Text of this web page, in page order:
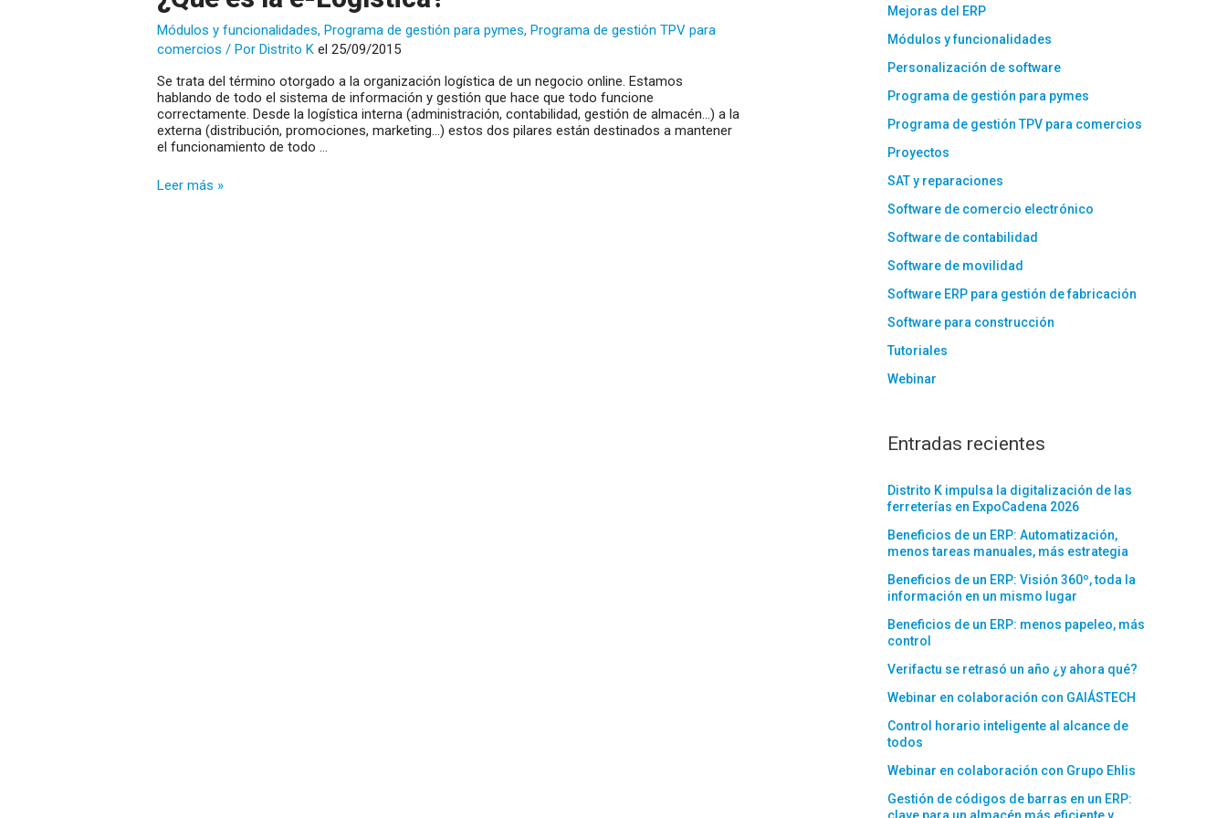
Módulos y funcionalidades,Programa de gestión para pymes,Programa de gestión TPV para
comercios / PorDistrito K el 25/09/2015
Se trata del término otorgado a la organización logística de un negocio online. Estamos
hablando de todo el sistema de información y gestión que hace que todo funcione
correctamente. Desde la logística interna (administración, contabilidad, gestión de almacén…) a la
externa (distribución, promociones, marketing…) estos dos pilares están destinados a mantener
el funcionamiento de todo …
¿Qué
Leer más »
Mejoras del ERP
Módulos y funcionalidades
Personalización de software
Programa de gestión para pymes
Programa de gestión TPV para comercios
Proyectos
SAT y reparaciones
Software de comercio electrónico
Software de contabilidad
Software de movilidad
Software ERP para gestión de fabricación
Software para construcción
Tutoriales
Webinar
Entradas recientes
Distrito K impulsa la digitalización de las
ferreterías en ExpoCadena 2026
Beneficios de un ERP: Automatización,
menos tareas manuales, más estrategia
Beneficios de un ERP: Visión 360º, toda la
información en un mismo lugar
Beneficios de un ERP: menos papeleo, más
control
Verifactu se retrasó un año ¿y ahora qué?
Webinar en colaboración con GAIÁSTECH
Control horario inteligente al alcance de
todos
Webinar en colaboración con Grupo Ehlis
Gestión de códigos de barras en un ERP: